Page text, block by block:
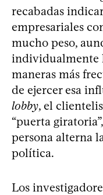
recabadas
empresariales
mucho peso,
individualmente
maneras más
de ejercer esa
lobby, el
“puerta
persona alterna
política.
Los